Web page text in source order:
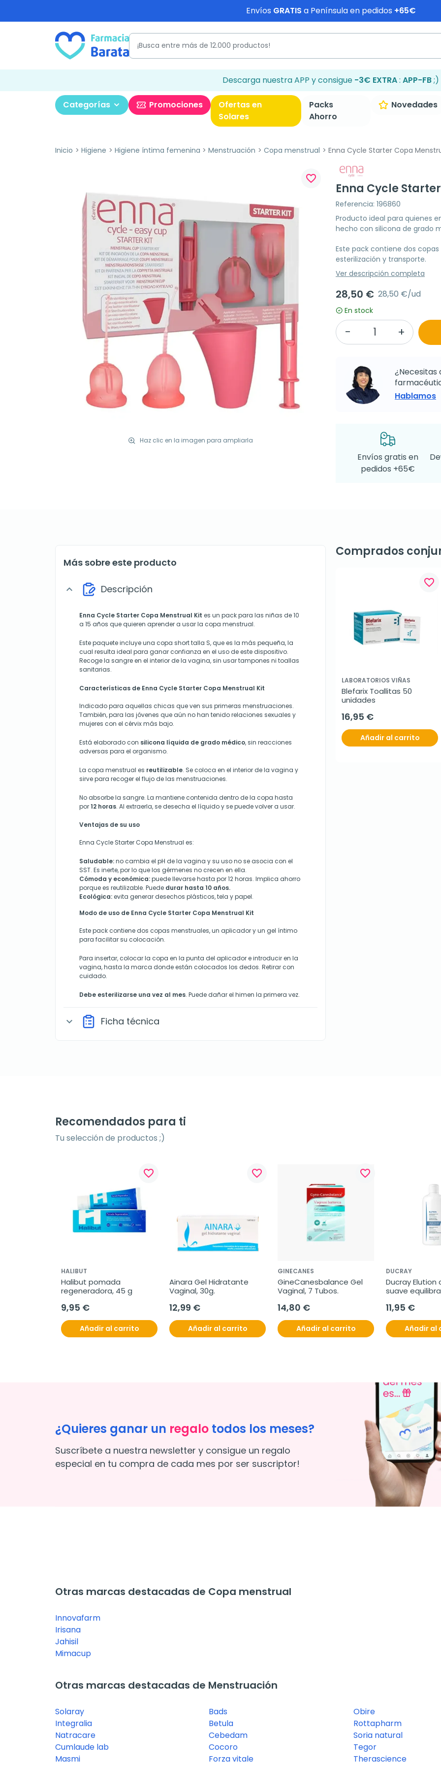
Envíos GRATIS a Península en pedidos +65€
Descarga nuestra APP y consigue -3€ EXTRA: APP-FB;)
Categorías Promociones
Ofertas en
Solares
Packs
Ahorro
Novedades
Inicio Higiene Higiene íntima femenina Menstruación Copa menstrual Enna Cycle Starter Copa
Haz clic en la imagen para ampliarla
favorite_border
Enna Cycle
Referencia: 196860
Producto ideal para quienes
hecho con silicona de grado
Este pack contiene dos
esterilización y transporte.
Ver descripción completa
28,50 € 28,50 €/ud
En stock
¿Necesitas
Hablamos
Envíos gratis en
pedidos +65€
Más sobre este producto
expand_more Descripción
Enna Cycle Starter Copa Menstrual Kit es un pack para las niñas de 10
a 15 años que quieren aprender a usar la copa menstrual.
Este paquete incluye una copa short talla S, que es la más pequeña, la
cual resulta ideal para ganar confianza en el uso de este dispositivo.
Recoge la sangre en el interior de la vagina, sin usar tampones ni toallas
sanitarias.
Características de Enna Cycle Starter Copa Menstrual Kit
Indicado para aquellas chicas que ven sus primeras menstruaciones.
También, para las jóvenes que aún no han tenido relaciones sexuales y
mujeres con el cérvix más bajo.
Está elaborado con silicona líquida de grado médico, sin reacciones
adversas para el organismo.
La copa menstrual es reutilizable. Se coloca en el interior de la vagina y
sirve para recoger el flujo de las menstruaciones.
No absorbe la sangre. La mantiene contenida dentro de la copa hasta
por12 horas. Al extraerla, se desecha el líquido y se puede volver a usar.
Ventajas de su uso
Enna Cycle Starter Copa Menstrual es:
Saludable:no cambia el pH de la vagina y su uso no se asocia con el
SST. Es inerte, por lo que los gérmenes no crecen en ella.
Cómoda y económica:puede llevarse hasta por 12 horas. Implica ahorro
porque es reutilizable. Puede durar hasta 10 años.
Ecológica:evita generar desechos plásticos, tela y papel.
Modo de uso de Enna Cycle Starter Copa Menstrual Kit
Este pack contiene dos copas menstruales, un aplicador y un gel íntimo
para facilitar su colocación.
Para insertar, colocar la copa en la punta del aplicador e introducir en la
vagina, hasta la marca donde están colocados los dedos. Retirar con
cuidado.
Debe esterilizarse una vez al mes. Puede dañar el himen la primera vez.
expand_more Ficha técnica
Comprados
favorite_border
LABORATORIOS VIÑAS
Blefarix Toallitas 50
unidades
16,95 €
Añadir al carrito
Recomendados para ti
Tu selección de productos ;)
favorite_border
HALIBUT
Halibut pomada
regeneradora, 45 g
9,95 €
Añadir al carrito
favorite_border
Ainara Gel Hidratante
Vaginal, 30g.
12,99 €
Añadir al carrito
favorite_border
GINECANES
GineCanesbalance Gel
Vaginal, 7 Tubos.
14,80 €
Añadir al carrito
DUCRAY
Ducray Elution
suave
11,95 €
Añadir al
¿Quieres ganar un regalo todos los meses?
Suscríbete a nuestra newsletter y consigue un regalo
especial en tu compra de cada mes por ser suscriptor!
Otras marcas destacadas de Copa menstrual
Innovafarm
Irisana
Jahisil
Mimacup
Otras marcas destacadas de Menstruación
Solaray
Integralia
Natracare
Cumlaude lab
Masmi
Bads
Betula
Cebedam
Cocoro
Forza vitale
Obire
Rottapharm
Soria natural
Tegor
Therascience